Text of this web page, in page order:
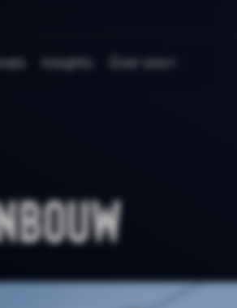
Insights Over ons